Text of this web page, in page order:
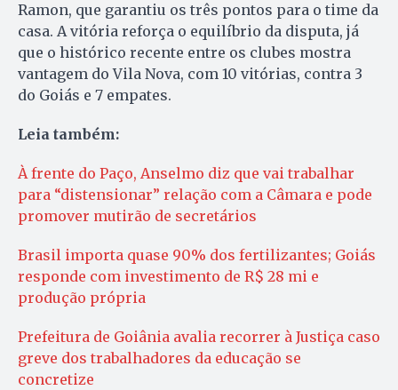
Ramon, que garantiu os três pontos para o time da
casa. A vitória reforça o equilíbrio da disputa, já
que o histórico recente entre os clubes mostra
vantagem do Vila Nova, com 10 vitórias, contra 3
do Goiás e 7 empates.
Leia também:
À frente do Paço, Anselmo diz que vai trabalhar
para “distensionar” relação com a Câmara e pode
promover mutirão de secretários
Brasil importa quase 90% dos fertilizantes; Goiás
responde com investimento de R$ 28 mi e
produção própria
Prefeitura de Goiânia avalia recorrer à Justiça caso
greve dos trabalhadores da educação se
concretize